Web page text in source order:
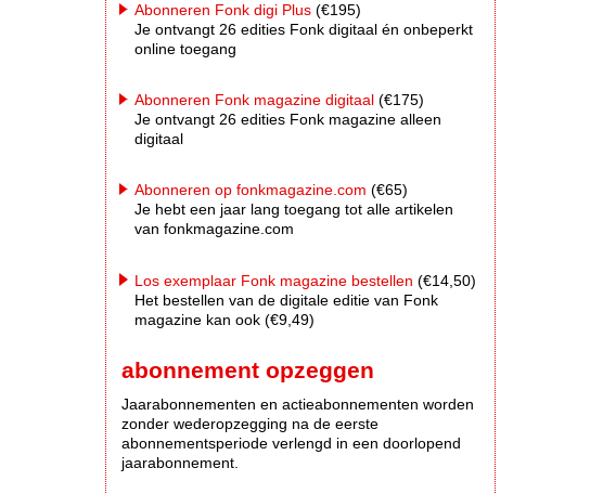
Abonneren Fonk digi Plus (€195)
Je ontvangt 26 edities Fonk digitaal én onbeperkt
online toegang
Abonneren Fonk magazine digitaal (€175)
Je ontvangt 26 edities Fonk magazine alleen
digitaal
Abonneren op fonkmagazine.com (€65)
Je hebt een jaar lang toegang tot alle artikelen
van fonkmagazine.com
Los exemplaar Fonk magazine bestellen (€14,50)
Het bestellen van de digitale editie van Fonk
magazine kan ook (€9,49)
abonnement opzeggen
Jaarabonnementen en actieabonnementen worden
zonder wederopzegging na de eerste
abonnementsperiode verlengd in een doorlopend
jaarabonnement.